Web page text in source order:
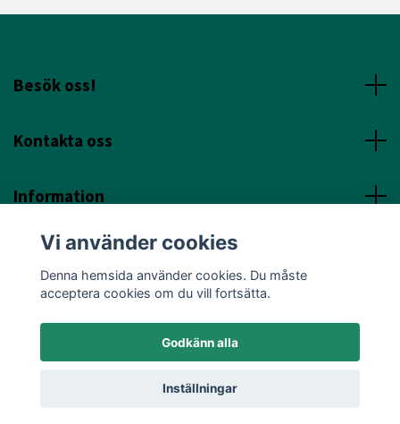
Besök oss!
Kontakta oss
Information
Sociala Media
© 2026 Annicas Handelsträdgård
Vi använder cookies
Denna hemsida använder cookies. Du måste
acceptera cookies om du vill fortsätta.
Godkänn alla
Inställningar